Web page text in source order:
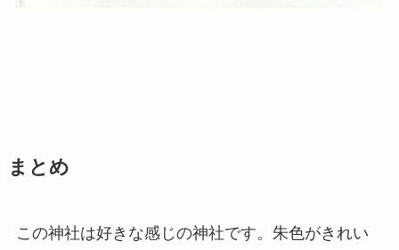
まとめ
この神社は好きな感じの神社です。朱色がきれい